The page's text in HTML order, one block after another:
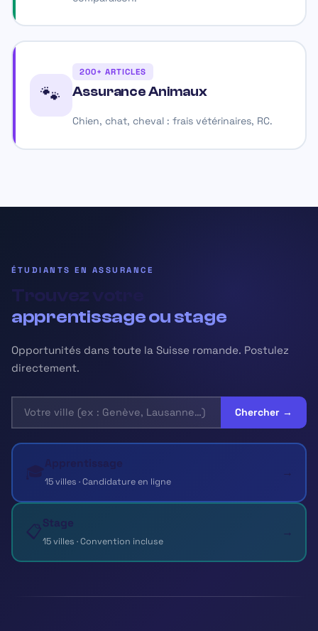
🐾
200+ ARTICLES
Assurance Animaux
Chien, chat, cheval : frais vétérinaires, RC.
ÉTUDIANTS EN ASSURANCE
Trouvez votre
apprentissage ou stage
Opportunités dans toute la Suisse romande. Postulez
directement.
Chercher →
🎓Apprentissage
15 villes · Candidature en ligne
→
📋Stage
15 villes · Convention incluse
→